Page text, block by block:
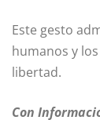
Este gesto
humanos y
libertad.
Con